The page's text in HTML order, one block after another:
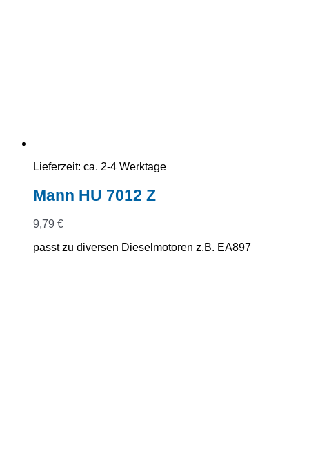
Lieferzeit: ca. 2-4 Werktage
Mann HU 7012 Z
9,79 €
passt zu diversen Dieselmotoren z.B. EA897